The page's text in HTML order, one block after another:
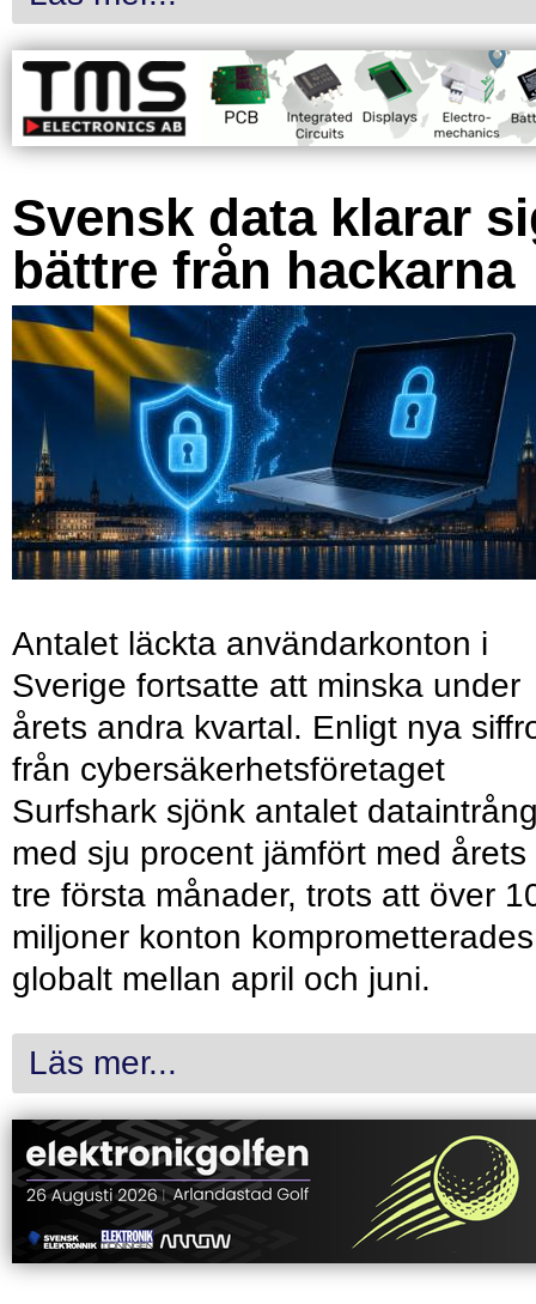
Svensk data klarar
bättre från hackarna
Antalet läckta användarkonton i
Sverige fortsatte att minska under
årets andra kvartal. Enligt nya
från cybersäkerhetsföretaget
Surfshark sjönk antalet
med sju procent jämfört med årets
tre första månader, trots att över
miljoner konton komprometterades
globalt mellan april och juni.
Läs mer...